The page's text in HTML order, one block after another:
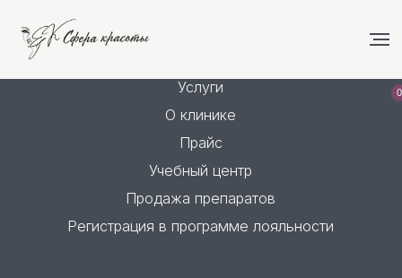
0
Реквизиты:
Учебный центр
Регистрация в программе лояльности
Прайс
О клинике